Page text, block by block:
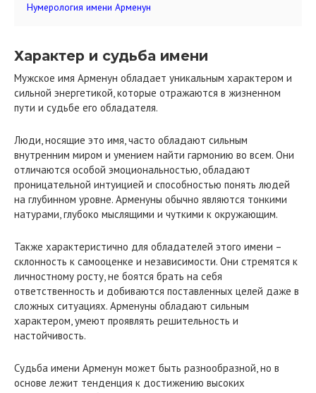
Нумерология имени Арменун
Характер и судьба имени
Мужское имя Арменун обладает уникальным характером и
сильной энергетикой, которые отражаются в жизненном
пути и судьбе его обладателя.
Люди, носящие это имя, часто обладают сильным
внутренним миром и умением найти гармонию во всем. Они
отличаются особой эмоциональностью, обладают
проницательной интуицией и способностью понять людей
на глубинном уровне. Арменуны обычно являются тонкими
натурами, глубоко мыслящими и чуткими к окружающим.
Также характеристично для обладателей этого имени –
склонность к самооценке и независимости. Они стремятся к
личностному росту, не боятся брать на себя
ответственность и добиваются поставленных целей даже в
сложных ситуациях. Арменуны обладают сильным
характером, умеют проявлять решительность и
настойчивость.
Судьба имени Арменун может быть разнообразной, но в
основе лежит тенденция к достижению высоких